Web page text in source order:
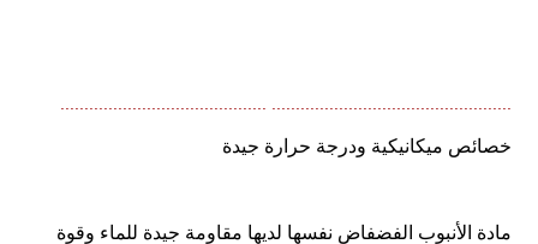
.................................................. ...........................................
خصائص ميكانيكية ودرجة حرارة جيدة